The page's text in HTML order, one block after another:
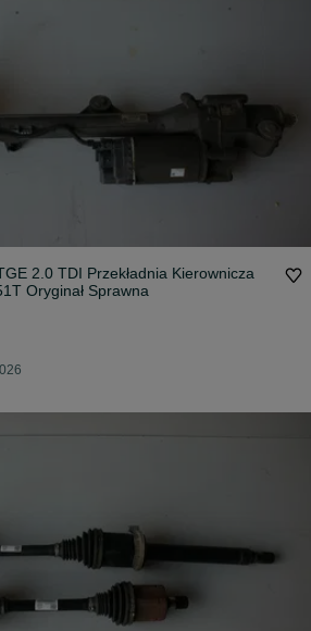
2.0 TDI Przekładnia Kierownicza
Oryginał Sprawna